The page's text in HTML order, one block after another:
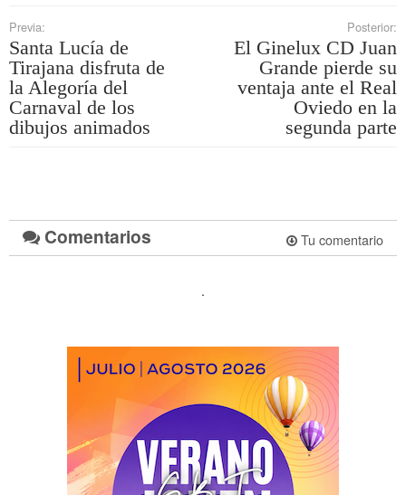
Previa:
Santa Lucía de
Tirajana disfruta de
la Alegoría del
Carnaval de los
dibujos animados
Posterior:
El Ginelux CD Juan
Grande pierde su
ventaja ante el Real
Oviedo en la
segunda parte
Comentarios Tu comentario
.